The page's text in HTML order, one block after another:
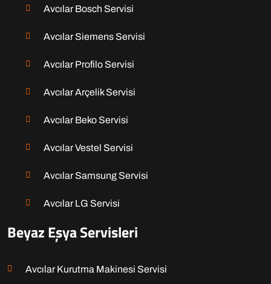
Avcılar Bosch Servisi
Avcılar Siemens Servisi
Avcılar Profilo Servisi
Avcılar Arçelik Servisi
Avcılar Beko Servisi
Avcılar Vestel Servisi
Avcılar Samsung Servisi
Avcılar LG Servisi
Beyaz Eşya Servisleri
Avcılar Kurutma Makinesi Servisi